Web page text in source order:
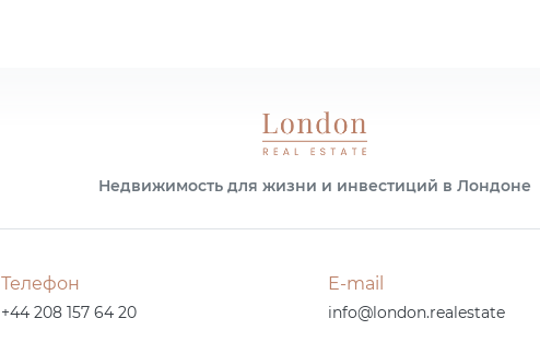
Недвижимость для жизни и инвестиций в Лондоне
Телефон
+44 208 157 64 20
E-mail
info@london.realestate